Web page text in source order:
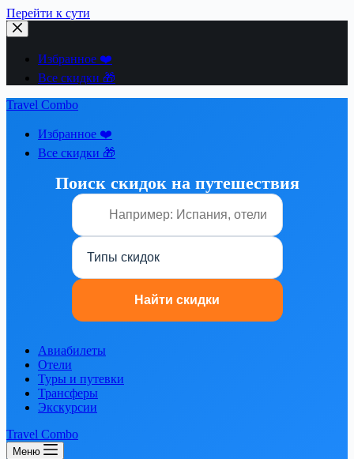
Перейти к сути
Избранное ❤️
Все скидки 🎁
Travel Combo
Избранное ❤️
Все скидки 🎁
Поиск скидок на путешествия
Авиабилеты
Отели
Туры и путевки
Трансферы
Экскурсии
Travel Combo
Меню